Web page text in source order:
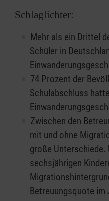
Schlaglichter:
Mehr als ein Drittel
Schüler in
74 Prozent der
Schulabschluss
Zwischen den
mit und ohne
große Unterschiede.
sechsjährigen
Betreuungsquote im